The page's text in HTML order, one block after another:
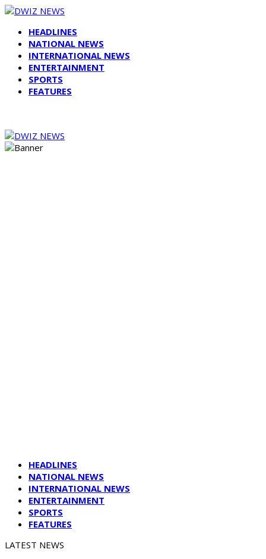
HEADLINES
NATIONAL NEWS
INTERNATIONAL NEWS
ENTERTAINMENT
SPORTS
FEATURES
HEADLINES
NATIONAL NEWS
INTERNATIONAL NEWS
ENTERTAINMENT
SPORTS
FEATURES
LATEST NEWS